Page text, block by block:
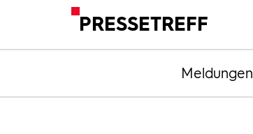
PRESSETREFF
Meldungen